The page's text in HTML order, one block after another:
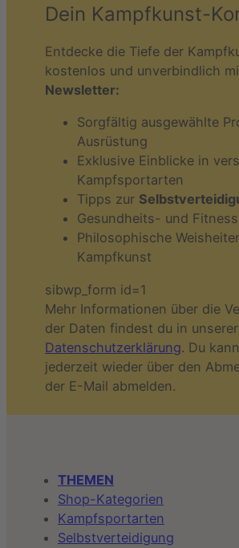
Dein Kampfkunst-
Entdecke die Tiefe der
kostenlos und unverbindlich
Newsletter:
Sorgfältig ausgewählte
Ausrüstung
Exklusive Einblicke in
Kampfsportarten
Tipps zur
Gesundheits- und
Philosophische
Kampfkunst
sibwp_form id=1
Mehr Informationen über die
der Daten findest du in unserer
Datenschutzerklärung. Du
jederzeit wieder über den
der E-Mail abmelden.
THEMEN
Shop-Kategorien
Kampfsportarten
Selbstverteidigung